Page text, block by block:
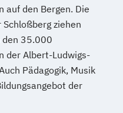
auf den Bergen. Die
ziehen
den 35.000
der Albert-Ludwigs-
Pädagogik, Musik
der